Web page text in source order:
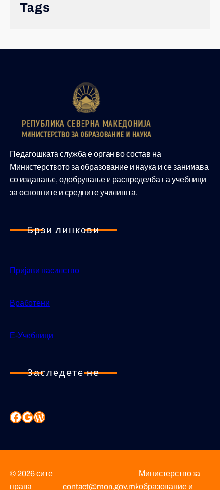
Tags
Педагошката служба е орган во состав на
Министерството за образование и наука и се занимава
со издавање, одобрување и распределба на учебници
за основните и средните училишта.
Брзи линкови
Пријави насилство
Вработени
Е-Учебници
Заследете не
© 2026 сите
права
contact@mon.gov.mk
Министерство за
образование и